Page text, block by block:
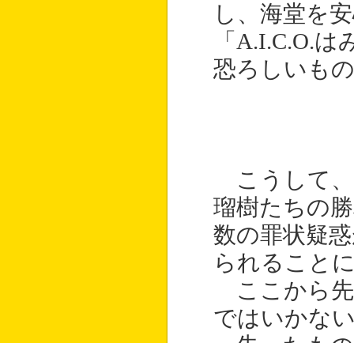
し、海堂を
「A.I.C.O.
恐ろしいも
こうして、
瑠樹たちの
数の罪状疑
られること
ここから先
ではいかな